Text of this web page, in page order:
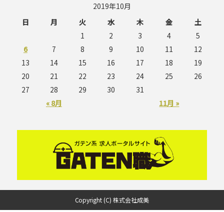
2019年10月
日
月 火 水 木 金 土
« 8月 11月 »
1 2 3 4
5
6
7 8 9 10 11
12
13
14 15 16 17 18
19
20
21 22 23 24 25
26
27
28 29 30 31
Copyright (C) 株式会社成美